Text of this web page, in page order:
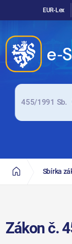
EUR-Lex
455/1991 Sb.
Sbírka
Zákon č.